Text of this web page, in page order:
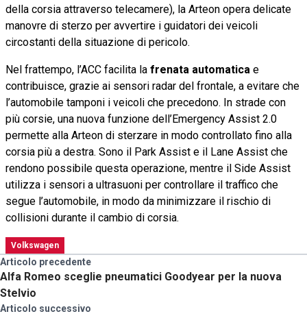
della corsia attraverso telecamere), la Arteon opera delicate
manovre di sterzo per avvertire i guidatori dei veicoli
circostanti della situazione di pericolo.
Nel frattempo, l’ACC facilita la frenata automatica e
contribuisce, grazie ai sensori radar del frontale, a evitare che
l’automobile tamponi i veicoli che precedono. In strade con
più corsie, una nuova funzione dell’Emergency Assist 2.0
permette alla Arteon di sterzare in modo controllato fino alla
corsia più a destra. Sono il Park Assist e il Lane Assist che
rendono possibile questa operazione, mentre il Side Assist
utilizza i sensori a ultrasuoni per controllare il traffico che
segue l’automobile, in modo da minimizzare il rischio di
collisioni durante il cambio di corsia.
Volkswagen
Articolo precedente
Alfa Romeo sceglie pneumatici Goodyear per la nuova
Stelvio
Articolo successivo